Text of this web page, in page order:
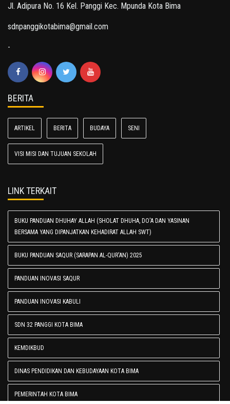
Jl. Adipura No. 16 Kel. Panggi Kec. Mpunda Kota Bima
sdnpanggikotabima@gmail.com
-
BERITA
ARTIKEL BERITA BUDAYA SENI
VISI MISI DAN TUJUAN SEKOLAH
LINK TERKAIT
BUKU PANDUAN DHUHAY ALLAH (SHOLAT DHUHA, DO'A DAN YASINAN
BERSAMA YANG DIPANJATKAN KEHADIRAT ALLAH SWT)
BUKU PANDUAN SAQUR (SARAPAN AL-QUR'AN) 2025
PANDUAN INOVASI SAQUR
PANDUAN INOVASI KABULI
SDN 32 PANGGI KOTA BIMA
KEMDIKBUD
DINAS PENDIDIKAN DAN KEBUDAYAAN KOTA BIMA
PEMERINTAH KOTA BIMA